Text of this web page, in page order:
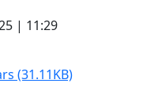
| 11:29
(31.11KB)